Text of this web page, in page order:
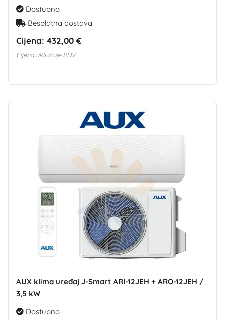
Dostupno
Besplatna dostava
Cijena: 432,00 €
Cijena uključuje PDV.
AUX klima uređaj J-Smart ARI-12JEH + ARO-12JEH /
3,5 kW
Dostupno